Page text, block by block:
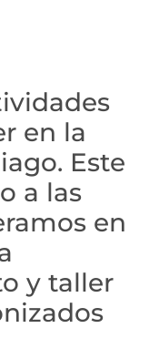
en la
Este
a las
en
y taller